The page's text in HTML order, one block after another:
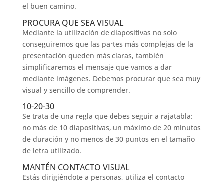
el buen camino.
PROCURA QUE SEA VISUAL
Mediante la utilización de diapositivas no solo
conseguiremos que las partes más complejas de la
presentación queden más claras, también
simplificaremos el mensaje que vamos a dar
mediante imágenes. Debemos procurar que sea muy
visual y sencillo de comprender.
10-20-30
Se trata de una regla que debes seguir a rajatabla:
no más de 10 diapositivas, un máximo de 20 minutos
de duración y no menos de 30 puntos en el tamaño
de letra utilizado.
MANTÉN CONTACTO VISUAL
Estás dirigiéndote a personas, utiliza el contacto